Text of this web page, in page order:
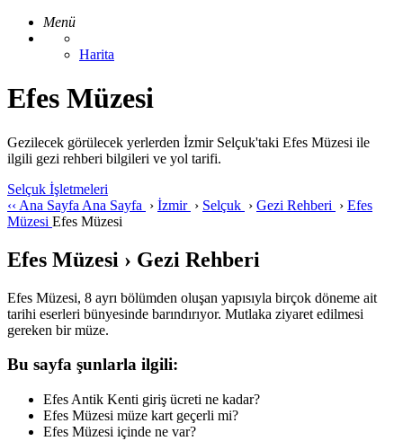
Menü
Harita
Efes Müzesi
Gezilecek görülecek yerlerden İzmir Selçuk'taki Efes Müzesi ile
ilgili gezi rehberi bilgileri ve yol tarifi.
Selçuk İşletmeleri
‹‹ Ana Sayfa Ana Sayfa › İzmir › Selçuk › Gezi Rehberi › Efes
Müzesi Efes Müzesi
Efes Müzesi › Gezi Rehberi
Efes Müzesi, 8 ayrı bölümden oluşan yapısıyla birçok döneme ait
tarihi eserleri bünyesinde barındırıyor. Mutlaka ziyaret edilmesi
gereken bir müze.
Bu sayfa şunlarla ilgili:
Efes Antik Kenti giriş ücreti ne kadar?
Efes Müzesi müze kart geçerli mi?
Efes Müzesi içinde ne var?